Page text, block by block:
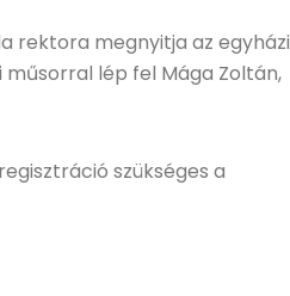
rektora megnyitja az egyházi
lép fel Mága Zoltán,
szükséges a